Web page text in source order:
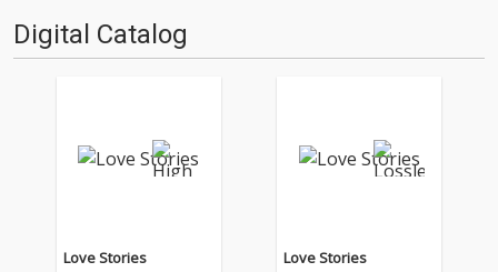
Digital Catalog
Love Stories Love Stories